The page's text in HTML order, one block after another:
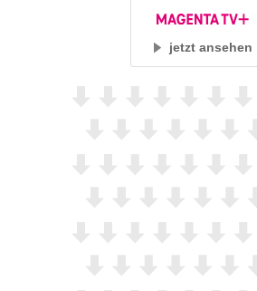
jetzt ansehen